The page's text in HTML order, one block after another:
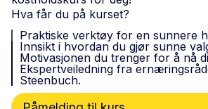
Hva får du på kurset?
Praktiske verktøy for en sunnere
Innsikt i hvordan du gjør sunne
Motivasjonen du trenger for å nå
Ekspertveiledning fra
Steenbuch.